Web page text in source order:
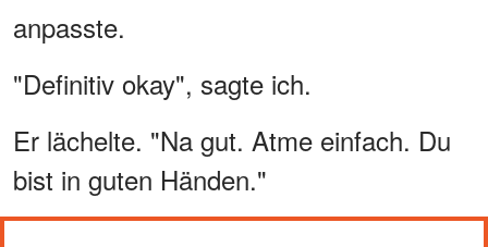
anpasste.
"Definitiv okay", sagte ich.
Er lächelte. "Na gut. Atme einfach. Du
bist in guten Händen."